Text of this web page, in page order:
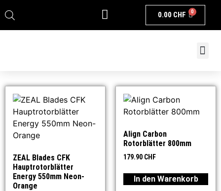
0.00 CHF 0
ZEAL Blades CFK
Hauptrotorblätter
Energy 550mm Neon-
Orange
Align Carbon
Rotorblätter 800mm
179.90 CHF
In den Warenkorb